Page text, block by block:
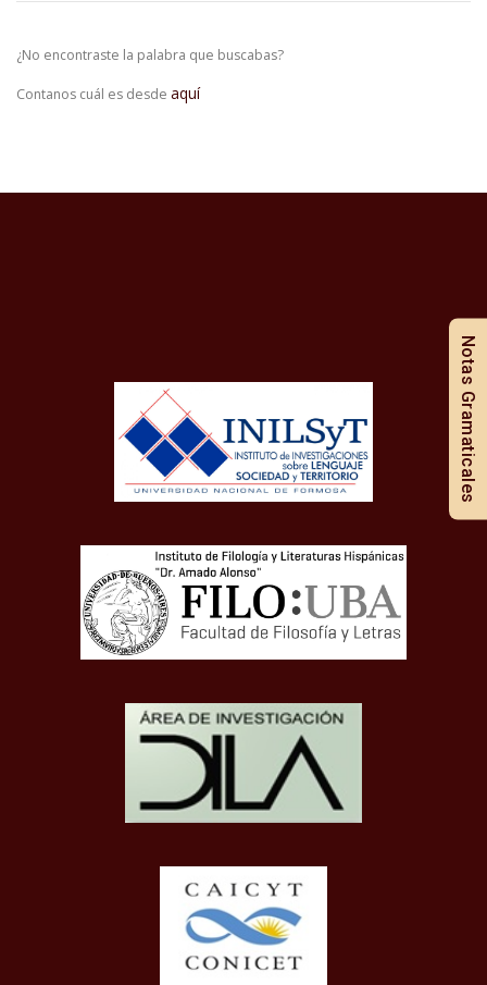
¿No encontraste la palabra que buscabas?
Contanos cuál es desde aquí
Notas Gramaticales